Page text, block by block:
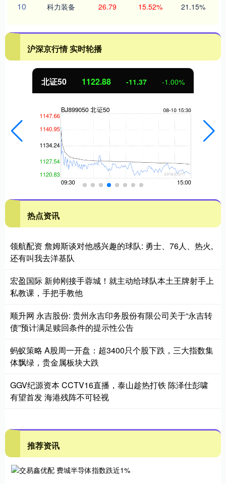
10 科力装备 26.79 15.52% 21.15%
沪深京行情 实时轮播
北证50 1122.88 -11.37 -1.00%
热点资讯
领航配资 詹姆斯谈对他感兴趣的球队: 勇士、76人、热火,
还有叫我去洋基队
宏盈国际 新帅刚接手蓉城！就主动给球队本土王牌射手上
私教课，手把手教他
顺升网 永吉股份: 贵州永吉印务股份有限公司关于“永吉转
债”预计满足赎回条件的提示性公告
蚂蚁策略 A股周一开盘：超3400只个股下跌，三大指数集
体飘绿，贵金属板块大跌
GGV纪源资本 CCTV16直播，泰山趁热打铁 陈泽仕彭啸
有望首发 海港残阵不可轻视
推荐资讯